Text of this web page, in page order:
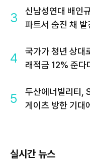
3
신남성연대 배인
파트서 숨진 채 발
4
국가가 청년 상대
래적금 12% 준다
5
두산에너빌리티,
게이츠 방한 기대
실시간 뉴스